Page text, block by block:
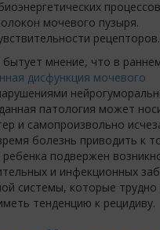
процессов
мочевого пузыря.
рецепторов.
мнение, что в
дисфункция мочевого
патология может
и самопроизвольно
болезнь приводить к
подвержен
и инфекционных
системы, которые
тенденцию к рецидиву.